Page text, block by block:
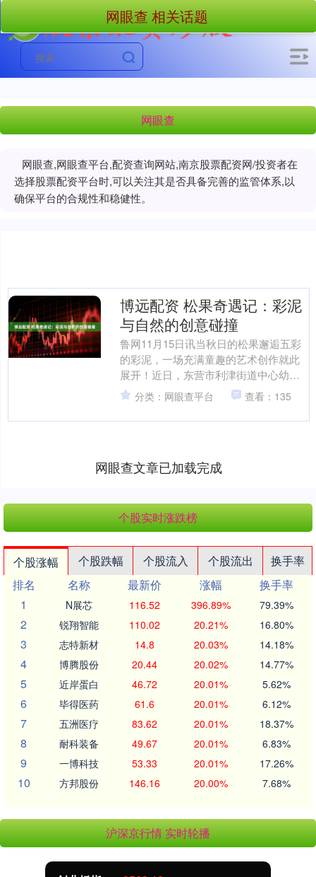
网眼查
网眼查,网眼查平台,配资查询网站,南京股票配资网/投资者在
选择股票配资平台时,可以关注其是否具备完善的监管体系,以
确保平台的合规性和稳健性。
网眼查 相关话题
博远配资 松果奇遇记：彩泥
与自然的创意碰撞
鲁网11月15日讯当秋日的松果邂逅五彩
的彩泥，一场充满童趣的艺术创作就此
展开！近日，东营市利津街道中心幼儿
园大班的宝贝们化身小小艺术家，用一
双双巧手将自然馈赠与....
分类：网眼查平台 查看：135
网眼查文章已加载完成
个股实时涨跌榜
个股涨幅 个股跌幅 个股流入 个股流出
换手率
排名
名称 最新价 涨幅
换手率
1
N展芯 116.52 396.89% 79.39%
2 锐翔智能 110.02 20.21% 16.80%
3 志特新材 14.8 20.03% 14.18%
4 博腾股份 20.44 20.02% 14.77%
5 近岸蛋白 46.72 20.01% 5.62%
6 毕得医药 61.6 20.01% 6.12%
7 五洲医疗 83.62 20.01% 18.37%
8 耐科装备 49.67 20.01% 6.83%
9 一博科技 53.33 20.01% 17.26%
10 方邦股份 146.16 20.00% 7.68%
沪深京行情 实时轮播